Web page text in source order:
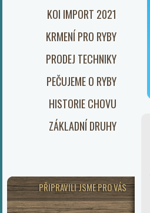
KOI IMPORT 2021
KRMENÍ PRO RYBY
PRODEJ TECHNIKY
PEČUJEME O RYBY
HISTORIE CHOVU
ZÁKLADNÍ DRUHY
PŘIPRAVILI JSME PRO VÁS